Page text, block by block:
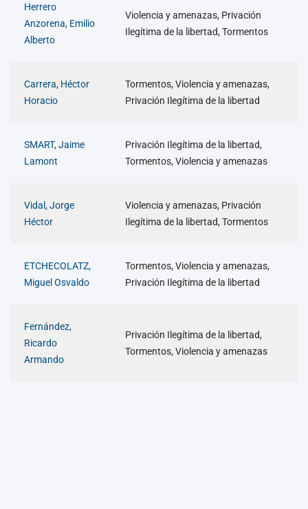
Herrero
Anzorena, Emilio
Alberto
Violencia y amenazas, Privación
Ilegítima de la libertad, Tormentos
Carrera, Héctor
Horacio
Tormentos, Violencia y amenazas,
Privación Ilegítima de la libertad
SMART, Jaime
Lamont
Privación Ilegítima de la libertad,
Tormentos, Violencia y amenazas
Vidal, Jorge
Héctor
Violencia y amenazas, Privación
Ilegítima de la libertad, Tormentos
ETCHECOLATZ,
Miguel Osvaldo
Tormentos, Violencia y amenazas,
Privación Ilegítima de la libertad
Fernández,
Ricardo
Armando
Privación Ilegítima de la libertad,
Tormentos, Violencia y amenazas